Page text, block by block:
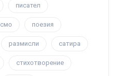
писател
поезия
размисли сатира
стихотворение